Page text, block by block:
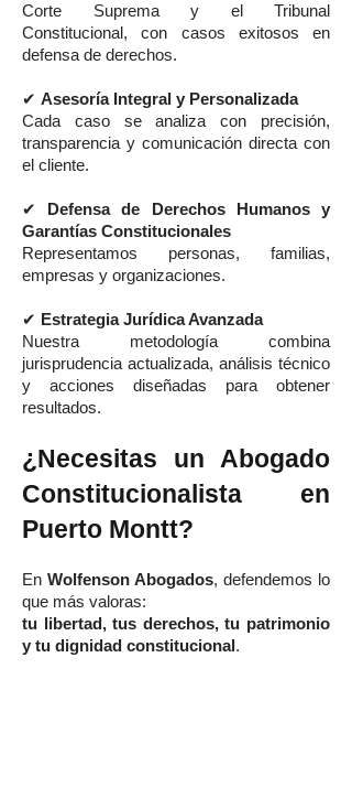
Corte Suprema y el Tribunal
Constitucional, con casos exitosos en
defensa de derechos.
✔ Asesoría Integral y Personalizada
Cada caso se analiza con precisión,
transparencia y comunicación directa con
el cliente.
✔
Defensa de Derechos Humanos y
Garantías Constitucionales
Representamos personas, familias,
empresas y organizaciones.
✔ Estrategia Jurídica Avanzada
Nuestra metodología combina
jurisprudencia actualizada, análisis técnico
y acciones diseñadas para obtener
resultados.
¿Necesitas un Abogado
Constitucionalista en
Puerto Montt?
En Wolfenson Abogados, defendemos lo
que más valoras:
tu libertad, tus derechos, tu patrimonio
y tu dignidad constitucional .